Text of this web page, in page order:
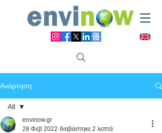
Ανάρτηση
All
All
envinow.gr
28 Φεβ 2022 διαβάστηκε 2 λεπτά